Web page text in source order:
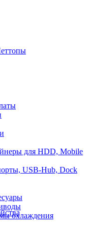
для HDD, Mobile
USB-Hub, Dock
охлаждения